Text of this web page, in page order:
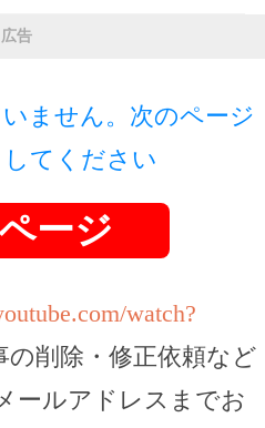
広告
ません。次のページ
てください
ージ
watch?
の削除・修正依頼など
ールアドレスまでお